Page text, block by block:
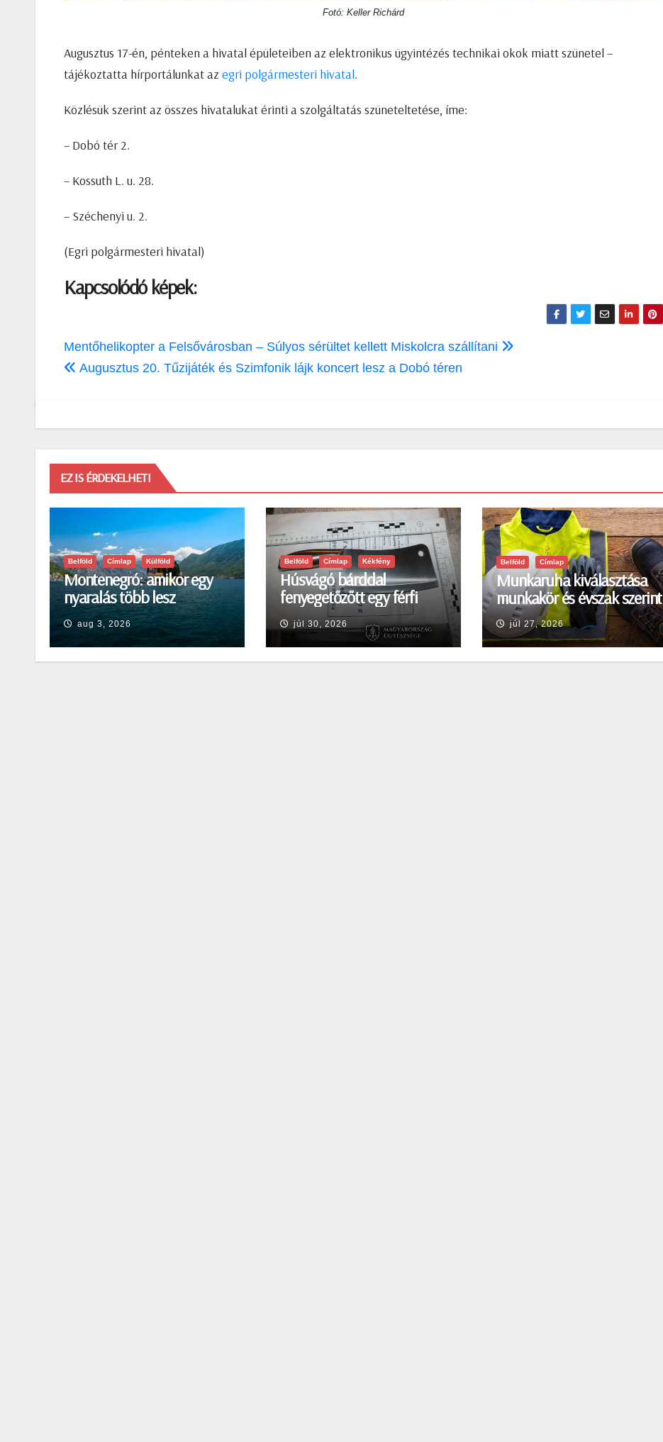
Fotó: Keller Richárd
Augusztus 17-én, pénteken a hivatal épületeiben az elektronikus ügyintézés technikai okok miatt szünetel –
tájékoztatta hírportálunkat az egri polgármesteri hivatal.
Közlésük szerint az összes hivatalukat érinti a szolgáltatás szüneteltetése, íme:
– Dobó tér 2.
– Kossuth L. u. 28.
– Széchenyi u. 2.
(Egri polgármesteri hivatal)
Kapcsolódó képek:
Bejegyzés
navigáció
Mentőhelikopter a Felsővárosban – Súlyos sérültet kellett Miskolcra szállítani
Augusztus 20. Tűzijáték és Szimfonik lájk koncert lesz a Dobó téren
EZ IS ÉRDEKELHETI
Belföld Címlap Külföld
Montenegró: amikor egy
nyaralás több lesz
egyszerű pihenésnél
aug 3, 2026
Belföld Címlap Kékfény
Húsvágó bárddal
fenyegetőzőtt egy férfi
Egerben
júl 30, 2026
Belföld Címlap
Munkaruha kiválasztása
munkakör és évszak szerint
júl 27, 2026